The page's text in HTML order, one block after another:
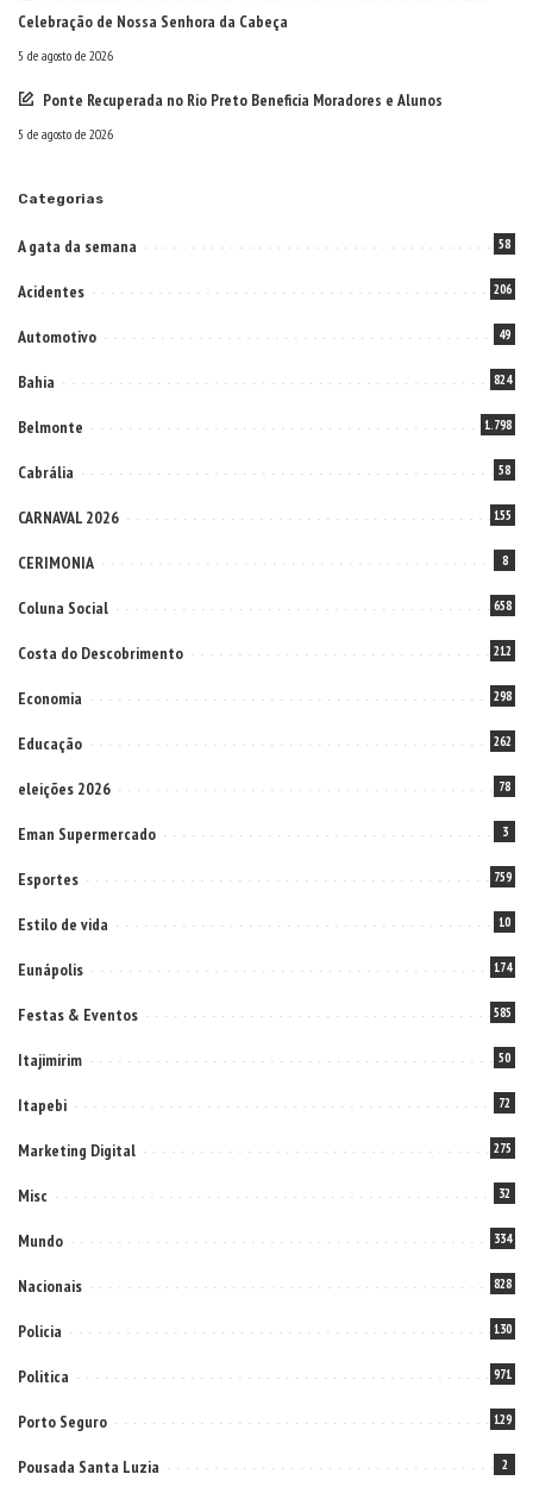
Celebração de Nossa Senhora da Cabeça
5 de agosto de 2026
Ponte Recuperada no Rio Preto Beneficia Moradores e Alunos
5 de agosto de 2026
Categorias
A gata da semana 58
Acidentes 206
Automotivo 49
Bahia 824
Belmonte 1.798
Cabrália 58
CARNAVAL 2026 155
CERIMONIA 8
Coluna Social 658
Costa do Descobrimento 212
Economia 298
Educação 262
eleições 2026 78
Eman Supermercado 3
Esportes 759
Estilo de vida 10
Eunápolis 174
Festas & Eventos 585
Itajimirim 50
Itapebi 72
Marketing Digital 275
Misc 32
Mundo 334
Nacionais 828
Policia 130
Politica 971
Porto Seguro 129
Pousada Santa Luzia 2